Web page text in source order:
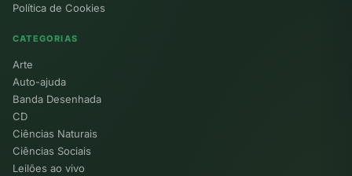
Política de Cookies
CATEGORIAS
Arte
Auto-ajuda
Banda Desenhada
CD
Ciências Naturais
Ciências Sociais
Leilões ao vivo